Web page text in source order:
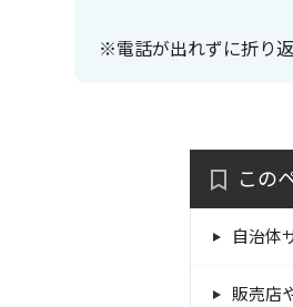
※電話が出れずに折り
この
自治体
販売店